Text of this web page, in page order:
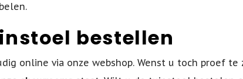
bestellen
online via onze webshop. Wenst u toch proef te